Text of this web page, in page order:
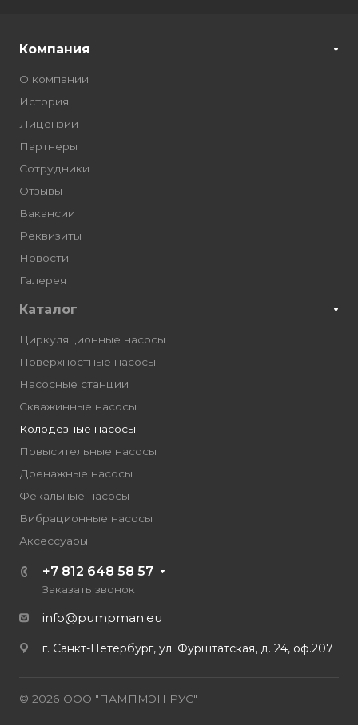
Компания
О компании
История
Лицензии
Партнеры
Сотрудники
Отзывы
Вакансии
Реквизиты
Новости
Галерея
Каталог
Циркуляционные насосы
Поверхностные насосы
Насосные станции
Скважинные насосы
Колодезные насосы
Повысительные насосы
Дренажные насосы
Фекальные насосы
Вибрационные насосы
Аксессуары
+7 812 648 58 57
Заказать звонок
info@pumpman.eu
г. Санкт-Петербург, ул. Фурштатская, д. 24, оф.207
© 2026 ООО "ПАМПМЭН РУС"